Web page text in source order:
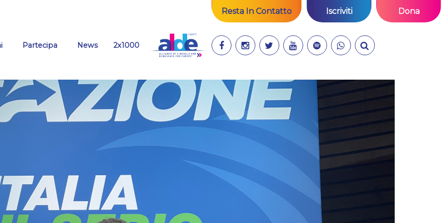
Resta In Contatto Iscriviti Dona
Partecipa News(current)
2x1000